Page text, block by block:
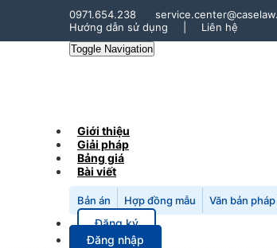
0971.654.238
Hướng dẫn sử dụng
Liên hệ
Toggle Navigation
Giới thiệu
Giải pháp
Bảng giá
Bài viết
Bản án Hợp đồng mẫu Văn bản
Đăng ký
Đăng nhập